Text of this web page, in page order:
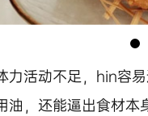
力活动不足，hin容
，还能逼出食材